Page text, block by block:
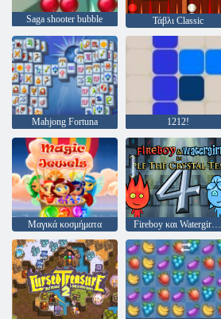
Saga shooter bubble Τάβλι Classic
Mahjong Fortuna 1212!
Μαγικά κοσμήματα Fireboy και Watergirl 4: Crystal Temple